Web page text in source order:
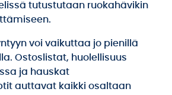
tutustutaan ruokahävikin
voi vaikuttaa jo pienillä
Ostoslistat, huolellisuus
ja hauskat
auttavat kaikki osaltaan